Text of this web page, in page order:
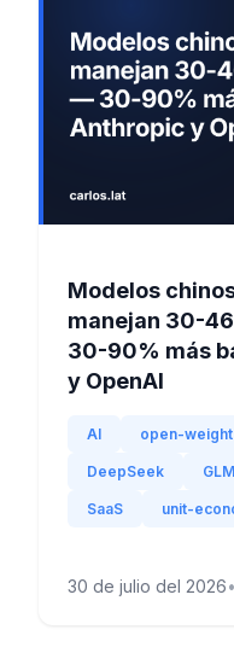
Modelos
manejan 30-
30-90% más
y OpenAI
AI open-weight
DeepSeek GLM
SaaS unit-
30 de julio del 2026•